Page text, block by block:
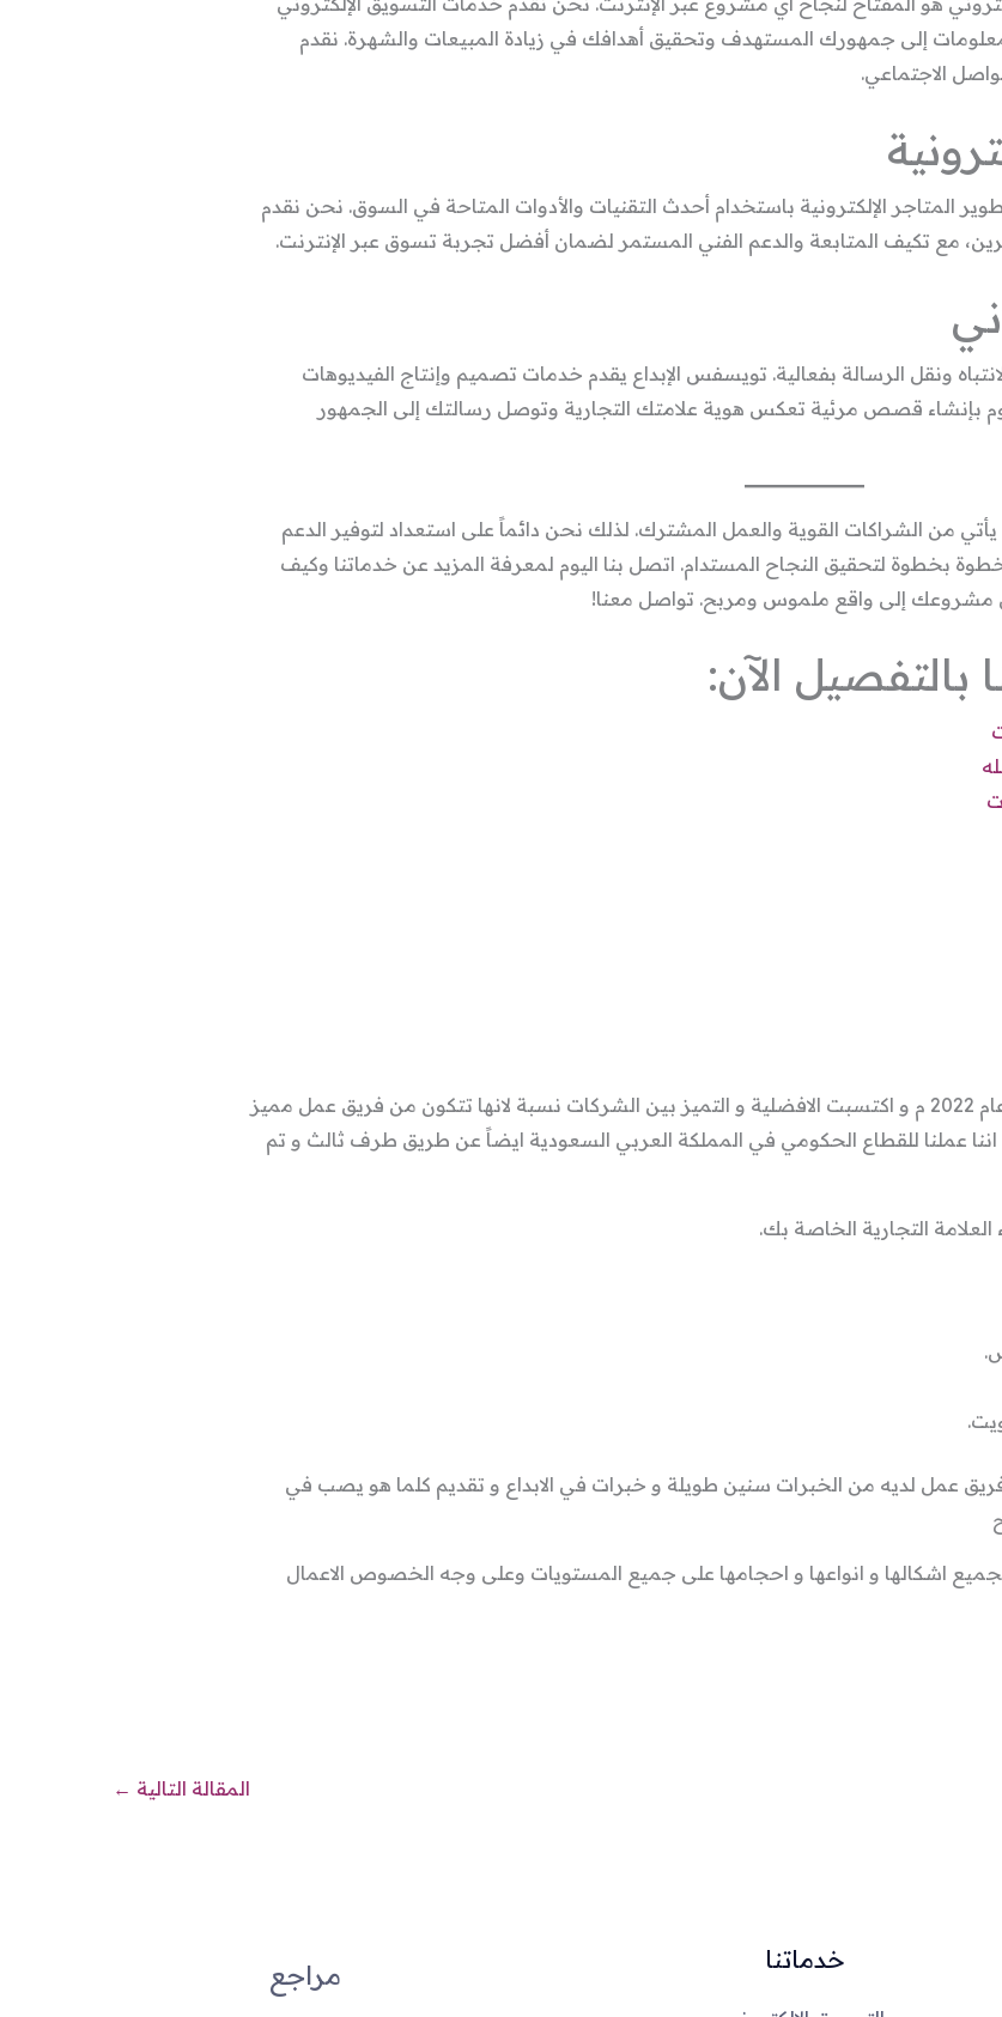
إلى جمهورك المستهدف وتحقيق أهدافك في زيادة المبيعات والشهرة. نقدم
الاجتماعي.
المتاجر الإلكترونية باستخدام أحدث التقنيات والأدوات المتاحة في السوق. نحن نقدم
مع تكيف المتابعة والدعم الفني المستمر لضمان أفضل تجربة تسوق عبر الإنترنت.
ونقل الرسالة بفعالية. تويسفس الإبداع يقدم خدمات تصميم وإنتاج الفيديوهات
بإنشاء قصص مرئية تعكس هوية علامتك التجارية وتوصل رسالتك إلى الجمهور
من الشراكات القوية والعمل المشترك. لذلك نحن دائماً على استعداد لتوفير الدعم
بخطوة لتحقيق النجاح المستدام. اتصل بنا اليوم لمعرفة المزيد عن خدماتنا وكيف
مشروعك إلى واقع ملموس ومربح. تواصل معنا!
الآن:
شركة تويسيفس الإبداع شركة تأسست في عام 2022 م و اكتسبت الافضلية و التميز بين الشركات نسبة لانها تتكون من فريق عمل مميز
في الابداع كما اننا عملنا للقطاع الحكومي في المملكة العربي السعودية ايضاً عن طريق طرف ثالث و تم
التجارية الخاصة بك.
فريق عمل لديه من الخبرات سنين طويلة و خبرات في الابداع و تقديم كلما هو يصب في
بجميع اشكالها و انواعها و احجامها على جميع المستويات وعلى وجه الخصوص الاعمال
المقالة التالية ←
خدماتنا مراجع